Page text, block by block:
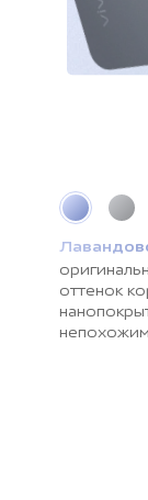
оттенок
Серый
поразит
тенями и
ощутить